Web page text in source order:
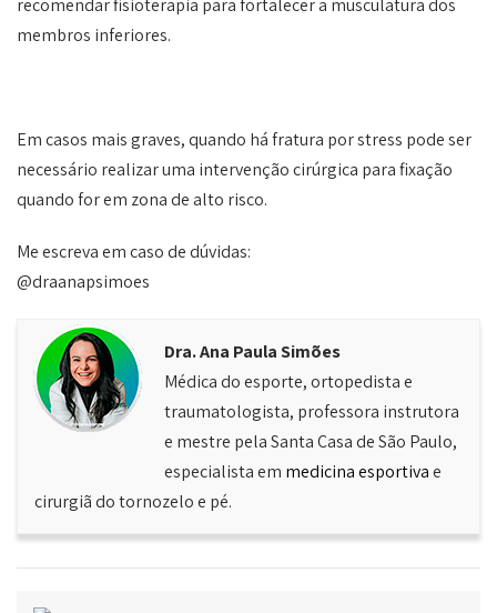
recomendar fisioterapia para fortalecer a musculatura dos
membros inferiores.
Em casos mais graves, quando há fratura por stress pode ser
necessário realizar uma intervenção cirúrgica para fixação
quando for em zona de alto risco.
Me escreva em caso de dúvidas:
@draanapsimoes
Dra. Ana Paula Simões
Médica do esporte, ortopedista e
traumatologista, professora instrutora
e mestre pela Santa Casa de São Paulo,
especialista em medicina esportivae
cirurgiã do tornozelo e pé.